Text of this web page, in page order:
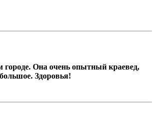
Она очень опытный краевед,
Здоровья!